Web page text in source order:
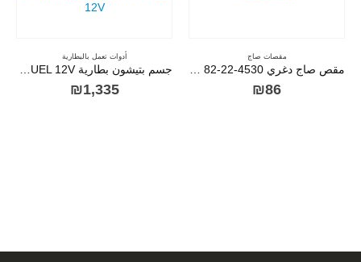
مقصات صاج
₪86
أدوات تعمل بالبطارية
₪1,335